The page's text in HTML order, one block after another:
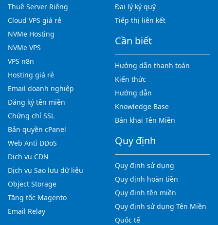
Thuê Server Riêng
Cloud VPS giá rẻ
NVMe Hosting
NVMe VPS
VPS n8n
Hosting giá rẻ
Email doanh nghiệp
Đăng ký tên miền
Chứng chỉ SSL
Bản quyền cPanel
Web Anti DDoS
Dịch vụ CDN
Dịch vụ Sao lưu dữ liệu
Object Storage
Tăng tốc Magento
Email Relay
Đại lý ký quỹ
Tiếp thị liên kết
Cần biết
Hướng dẫn thanh toán
Kiến thức
Hướng dẫn
Knowledge Base
Bản khai Tên Miền
Quy định
Quy định sử dụng
Quy định hoàn tiền
Quy định tên miền
Quy định sử dụng Tên Miền
Quốc tế